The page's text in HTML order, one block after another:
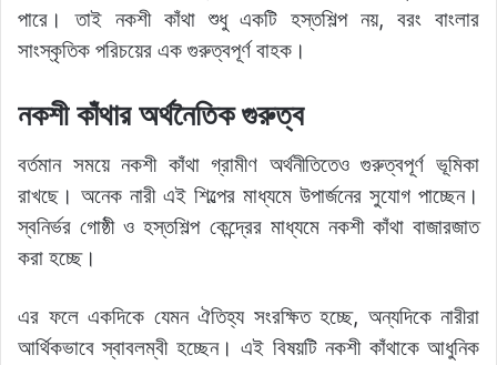
পারে। তাই নকশী কাঁথা শুধু একটি হস্তশিল্প নয়, বরং বাংলার
সাংস্কৃতিক পরিচয়ের এক গুরুত্বপূর্ণ বাহক।
নকশী কাঁথার অর্থনৈতিক গুরুত্ব
বর্তমান সময়ে নকশী কাঁথা গ্রামীণ অর্থনীতিতেও গুরুত্বপূর্ণ ভূমিকা
রাখছে। অনেক নারী এই শিল্পের মাধ্যমে উপার্জনের সুযোগ পাচ্ছেন।
স্বনির্ভর গোষ্ঠী ও হস্তশিল্প কেন্দ্রের মাধ্যমে নকশী কাঁথা বাজারজাত
করা হচ্ছে।
এর ফলে একদিকে যেমন ঐতিহ্য সংরক্ষিত হচ্ছে, অন্যদিকে নারীরা
আর্থিকভাবে স্বাবলম্বী হচ্ছেন। এই বিষয়টি নকশী কাঁথাকে আধুনিক